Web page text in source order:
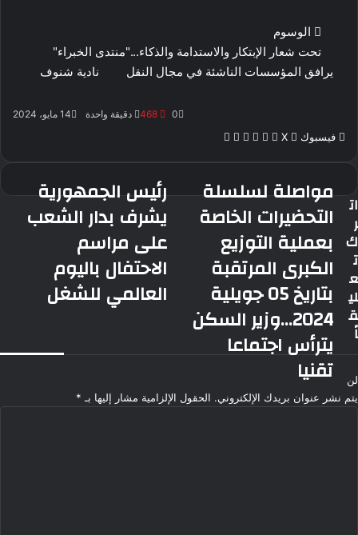
الوسوم
تحت شعار الإبتكار والاستدامة والذكاء..."منتدى الخبراء"
يرافق المؤسسات الناشئة في مجال النقل
نادية شنوف
14 مايو، 2024 0 دقيقة واحدة
فيسبوك ‫X بينتيريست
ماسنجر
ماسنجر
واتساب
ڤايبر
رئيس
الجمهورية
يشرف
بدار
الشعب
على
مراسم
الاحتفال
رئيس الجمهورية
يشرف بدار الشعب
على مراسم
الاحتفال باليوم
العالمي للشغل
مواصلة
لسلسلة
التحضيرات
الخاصة
بعملية
التوزيع
الكبرى
المرتقبة
بتاريخ
05
جويلية
2024...وزير
يترأس
مواصلة لسلسلة
التحضيرات الخاصة
بعملية التوزيع
الكبرى المرتقبة
بتاريخ 05 جويلية
2024...وزير السكن
يترأس اجتماعا
تقنيا
ات
ر
ك
ت
ع
لي
ق
اً
لن
يتم نشر عنوان بريدك الإلكتروني. الحقول الإلزامية مشار إليها بـ *